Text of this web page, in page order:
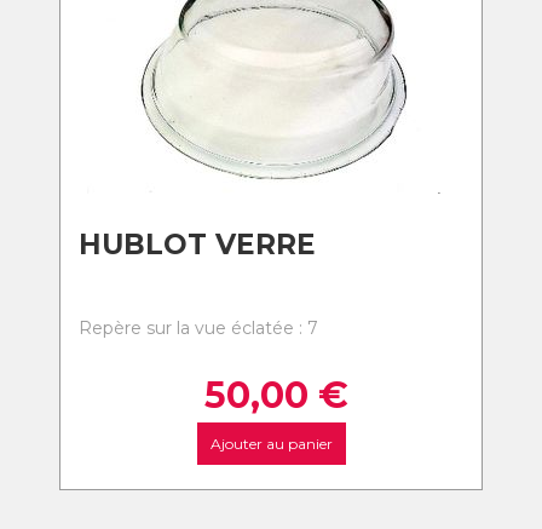
HUBLOT VERRE
Repère sur la vue éclatée : 7
50,00 €
Ajouter au panier